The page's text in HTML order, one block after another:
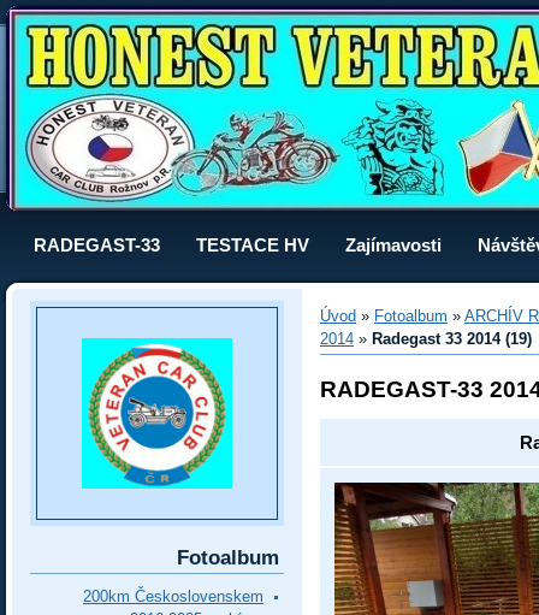
RADEGAST-33 TESTACE HV Zajímavosti
Úvod » Fotoalbum » ARCHÍV
2014 » Radegast 33 2014 (19)
RADEGAST-33
Fotoalbum
200km Československem